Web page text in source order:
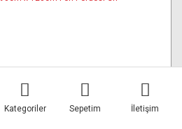
Kategoriler Sepetim İletişim